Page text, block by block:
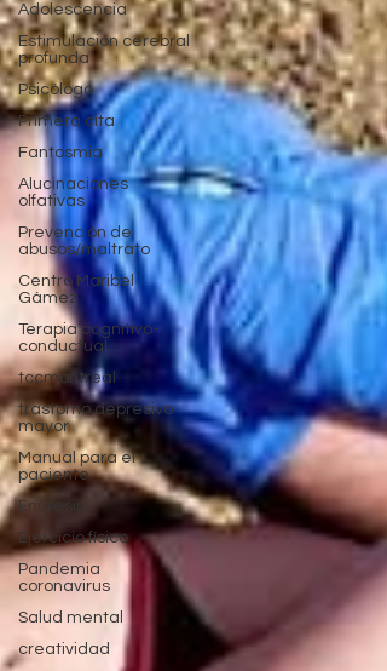
Adolescencia
Estimulación cerebral
profunda
Psicólogo
Primera cita
Fantosmia
Alucinaciones
olfativas
Prevención de
abusos/maltrato
Centro Maribel
Gámez
Terapia cognitivo-
conductual
tccmontreal
trastorno depresivo
mayor
Manual para el
paciente
Enuresis
Ejercicio físico
Pandemia
coronavirus
Salud mental
creatividad